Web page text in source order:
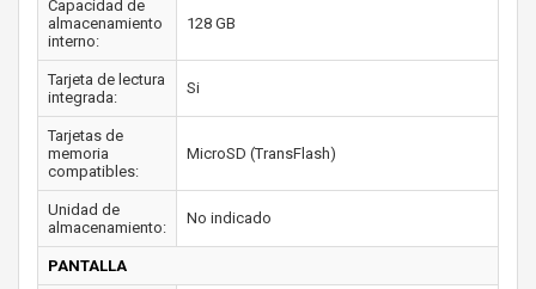
Capacidad de
almacenamiento
interno:
128 GB
Tarjeta de lectura
integrada:
Si
Tarjetas de
memoria
compatibles:
MicroSD (TransFlash)
Unidad de
almacenamiento:
No indicado
PANTALLA